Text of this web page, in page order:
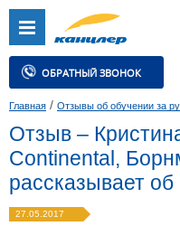
ОБРАТНЫЙ ЗВОНОК
Главная / Отзывы об обучении за
Отзыв –
Continental,
рассказывает
27.05.2017